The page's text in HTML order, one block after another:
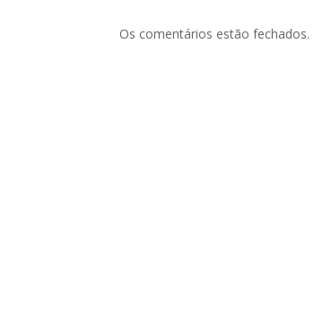
Os comentários estão fechados.